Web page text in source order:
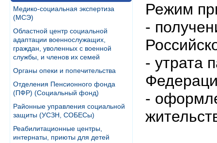
Медико-социальная экспертиза
(МСЭ)
Областной центр социальной
адаптации военнослужащих,
граждан, уволенных с военной
службы, и членов их семей
Органы опеки и попечительства
Отделения Пенсионного фонда
(ПФР) (Социальный фонд)
Районные управления социальной
защиты (УСЗН, СОБЕСы)
Реабилитационные центры,
интернаты, приюты для детей
Режим
-
- утрата
-